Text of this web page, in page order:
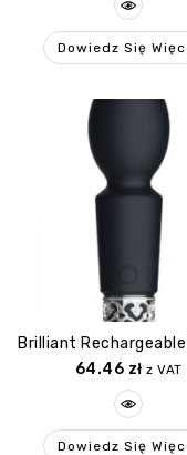
Dowiedz Się
64.46 zł z VAT
Dowiedz Się